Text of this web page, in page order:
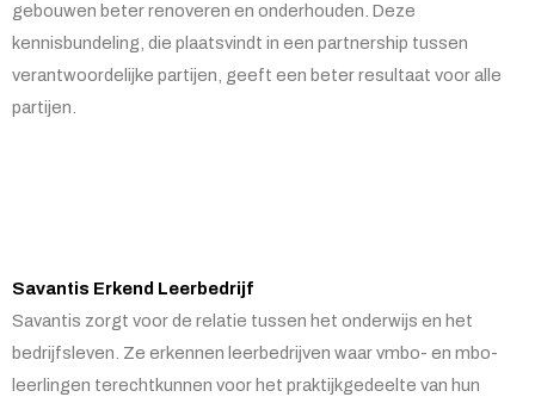
gebouwen beter renoveren en onderhouden. Deze
kennisbundeling, die plaatsvindt in een partnership tussen
verantwoordelijke partijen, geeft een beter resultaat voor alle
partijen.
Savantis Erkend Leerbedrijf
Savantis zorgt voor de relatie tussen het onderwijs en het
bedrijfsleven. Ze erkennen leerbedrijven waar vmbo- en mbo-
leerlingen terechtkunnen voor het praktijkgedeelte van hun